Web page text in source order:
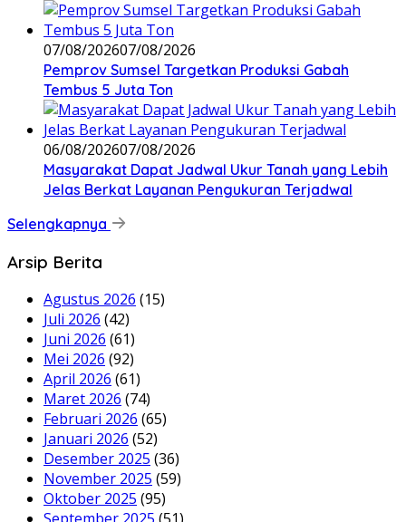
07/08/202607/08/2026
Pemprov Sumsel Targetkan Produksi Gabah
Tembus 5 Juta Ton
06/08/202607/08/2026
Masyarakat Dapat Jadwal Ukur Tanah yang Lebih
Jelas Berkat Layanan Pengukuran Terjadwal
Selengkapnya
Arsip Berita
Agustus 2026 (15)
Juli 2026 (42)
Juni 2026 (61)
Mei 2026 (92)
April 2026 (61)
Maret 2026 (74)
Februari 2026 (65)
Januari 2026 (52)
Desember 2025 (36)
November 2025 (59)
Oktober 2025 (95)